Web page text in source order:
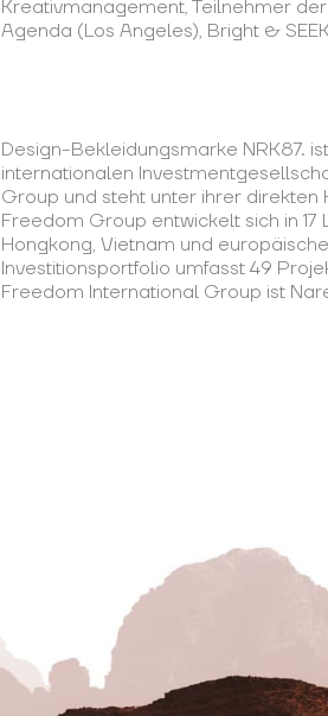
Kreativmanagement, Teilnehmer
Agenda (Los Angeles), Bright &
Design-Bekleidungsmarke NRK87.
internationalen
Group und steht unter ihrer
Freedom Group entwickelt sich in 17
Hongkong, Vietnam und
Investitionsportfolio umfasst 49
Freedom International Group ist